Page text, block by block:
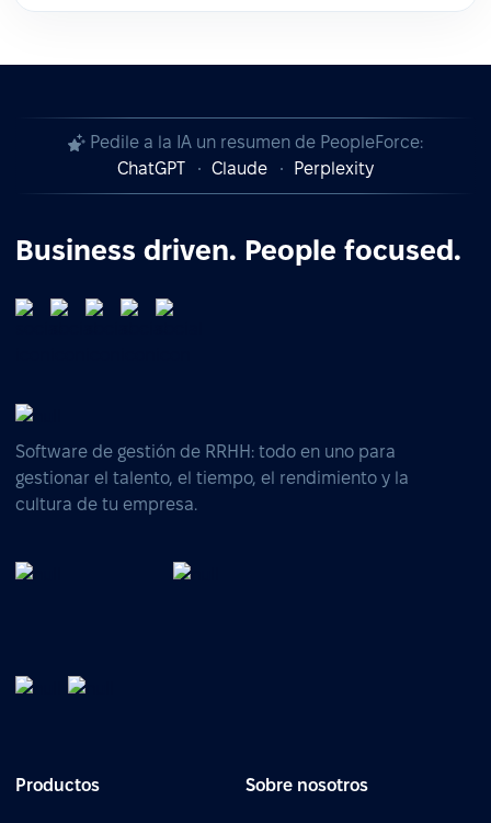
Pedile a la IA un resumen de PeopleForce:
ChatGPT
Claude Perplexity
Business driven. People focused.
Software de gestión de RRHH: todo en uno para
gestionar el talento, el tiempo, el rendimiento y la
cultura de tu empresa.
Productos Sobre nosotros